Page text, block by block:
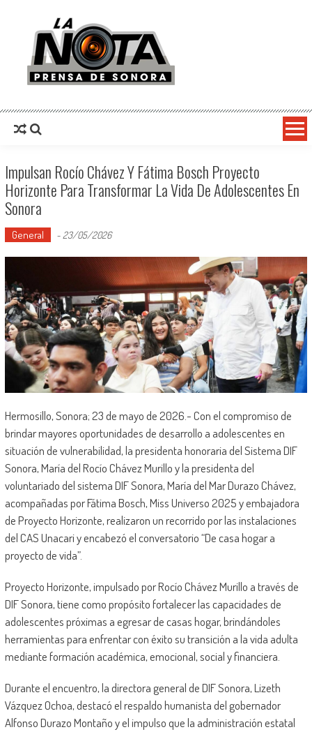
La Nota Prensa De Sonora
Impulsan Rocío Chávez Y Fátima Bosch Proyecto
Horizonte Para Transformar La Vida De Adolescentes En
Sonora
General - 23/05/2026
Hermosillo, Sonora; 23 de mayo de 2026.- Con el compromiso de
brindar mayores oportunidades de desarrollo a adolescentes en
situación de vulnerabilidad, la presidenta honoraria del Sistema DIF
Sonora, María del Rocío Chávez Murillo y la presidenta del
voluntariado del sistema DIF Sonora, María del Mar Durazo Chávez,
acompañadas por Fátima Bosch, Miss Universo 2025 y embajadora
de Proyecto Horizonte, realizaron un recorrido por las instalaciones
del CAS Unacari y encabezó el conversatorio “De casa hogar a
proyecto de vida”.
Proyecto Horizonte, impulsado por Rocío Chávez Murillo a través de
DIF Sonora, tiene como propósito fortalecer las capacidades de
adolescentes próximas a egresar de casas hogar, brindándoles
herramientas para enfrentar con éxito su transición a la vida adulta
mediante formación académica, emocional, social y financiera.
Durante el encuentro, la directora general de DIF Sonora, Lizeth
Vázquez Ochoa, destacó el respaldo humanista del gobernador
Alfonso Durazo Montaño y el impulso que la administración estatal